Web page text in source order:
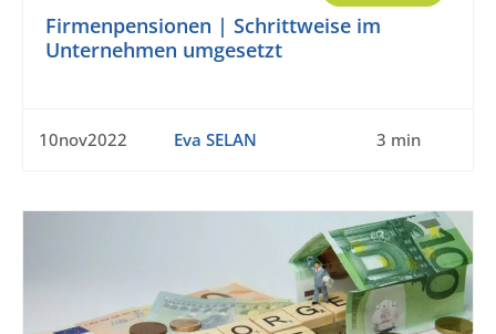
Firmenpensionen | Schrittweise im
Unternehmen umgesetzt
10nov2022 Eva SELAN 3 min